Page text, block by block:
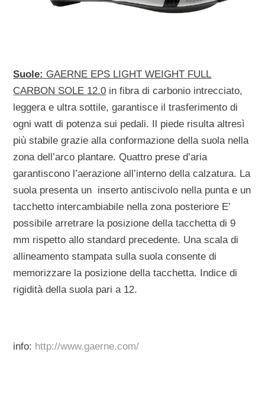
Suole: GAERNE EPS LIGHT WEIGHT FULL
CARBON SOLE 12.0 in fibra di carbonio intrecciato,
leggera e ultra sottile, garantisce il trasferimento di
ogni watt di potenza sui pedali. Il piede risulta altresì
più stabile grazie alla conformazione della suola nella
zona dell’arco plantare. Quattro prese d’aria
garantiscono l’aerazione all’interno della calzatura. La
suola presenta un inserto antiscivolo nella punta e un
tacchetto intercambiabile nella zona posteriore E’
possibile arretrare la posizione della tacchetta di 9
mm rispetto allo standard precedente. Una scala di
allineamento stampata sulla suola consente di
memorizzare la posizione della tacchetta. Indice di
rigidità della suola pari a 12.
info: http://www.gaerne.com/